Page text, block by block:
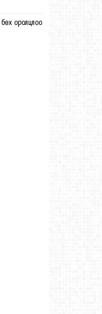
оролцлоо